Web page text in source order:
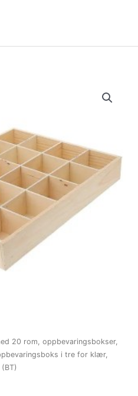
20 rom, oppbevaringsbokser,
i tre for klær,